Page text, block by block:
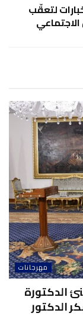
لتعقّب
مهرجانات
الدكتورة
الدكتور